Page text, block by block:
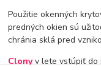
Použitie okenných
predných okien sú
chránia sklá pred
Clonyv lete vstúpiť do